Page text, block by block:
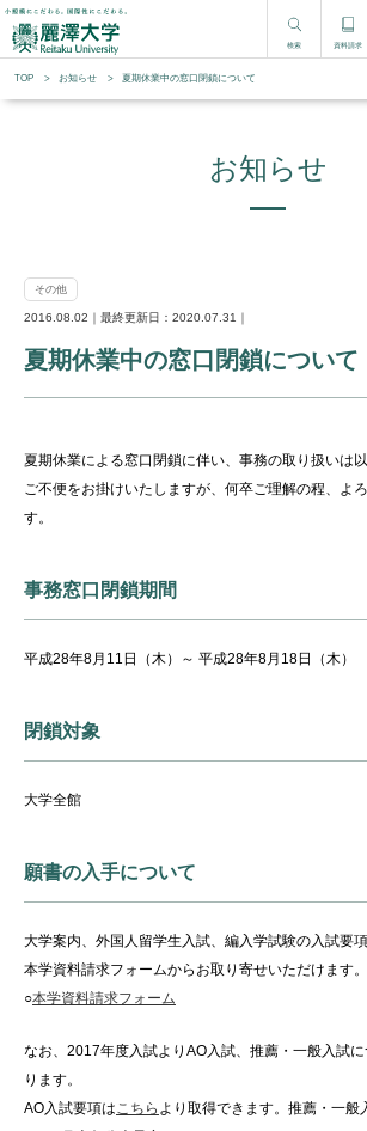
検索 資料請求
TOP お知らせ 夏期休業中の窓口閉鎖について
お知らせ
その他
2016.08.02｜最終更新日：2020.07.31｜
夏期休業中の窓口閉鎖について
夏期休業による窓口閉鎖に伴い、事務の取り扱いは
ご不便をお掛けいたしますが、何卒ご理解の程、よ
す。
事務窓口閉鎖期間
平成28年8月11日（木）～ 平成28年8月18日（木）
閉鎖対象
大学全館
願書の入手について
大学案内、外国人留学生入試、編入学試験の入試要
本学資料請求フォームからお取り寄せいただけます。
○本学資料請求フォーム
なお、2017年度入試よりAO入試、推薦・一般入試
ります。
AO入試要項はこちら より取得できます。推薦・一般